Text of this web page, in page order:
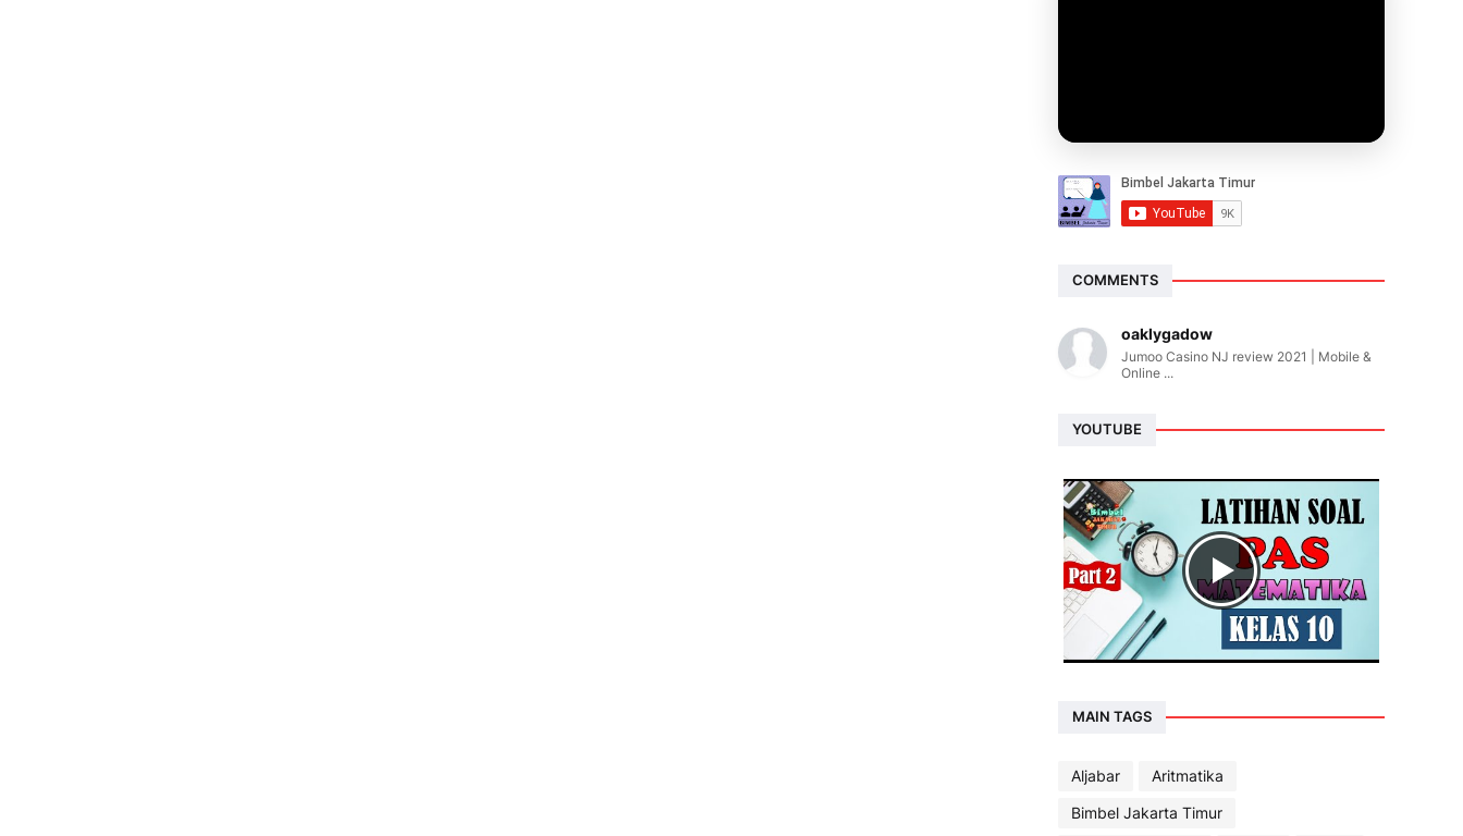
COMMENTS
oaklygadow
Jumoo Casino NJ review 2021 | Mobile &
Online ...
YOUTUBE
MAIN TAGS
Aljabar
Aritmatika
Bimbel Jakarta Timur